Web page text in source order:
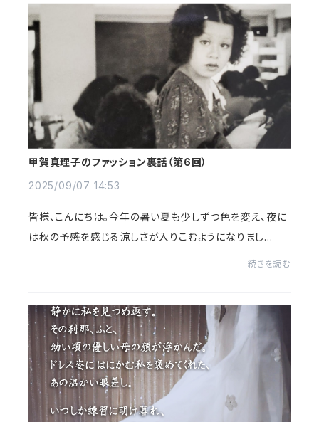
甲賀真理子のファッション裏話（第6回）
2025/09/07 14:53
皆様、こんにちは。今年の暑い夏も少しずつ色を変え、夜に
は秋の予感を感じる涼しさが入りこむようになりまし
続きを読む